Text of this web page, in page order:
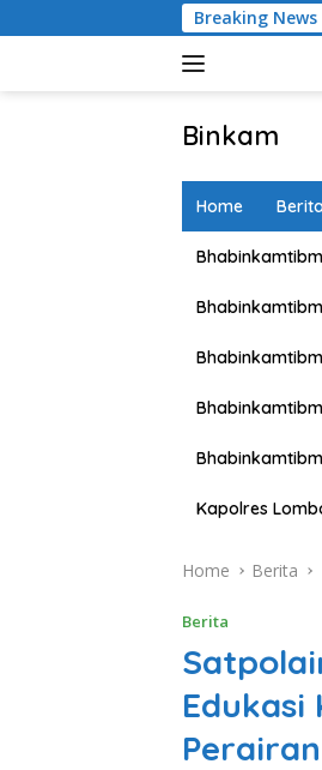
to
Breaking News
Petani Lombok Barat Perkuat
Binkam
Home
Kapolres
Home Berita
Berita
Edukasi
Perairan